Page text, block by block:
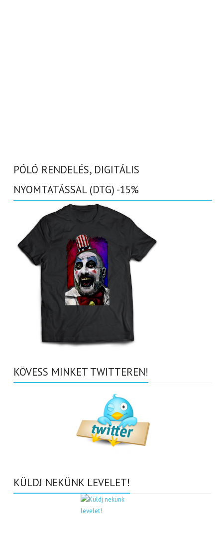
PÓLÓ RENDELÉS, DIGITÁLIS
NYOMTATÁSSAL (DTG) -15%
KÖVESS MINKET TWITTEREN!
KÜLDJ NEKÜNK LEVELET!